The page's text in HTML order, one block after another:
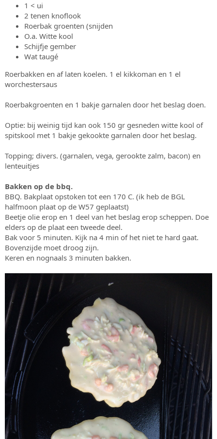
1 < ui
2 tenen knoflook
Roerbak groenten (snijden
O.a. Witte kool
Schijfje gember
Wat taugé
Roerbakken en af laten koelen. 1 el kikkoman en 1 el
worchestersaus
Roerbakgroenten en 1 bakje garnalen door het beslag doen.
Optie: bij weinig tijd kan ook 150 gr gesneden witte kool of
spitskool met 1 bakje gekookte garnalen door het beslag.
Topping; divers. (garnalen, vega, gerookte zalm, bacon) en
lenteuitjes
Bakken op de bbq.
BBQ. Bakplaat opstoken tot een 170 C. (ik heb de BGL
halfmoon plaat op de W57 geplaatst)
Beetje olie erop en 1 deel van het beslag erop scheppen. Doe
elders op de plaat een tweede deel.
Bak voor 5 minuten. Kijk na 4 min of het niet te hard gaat.
Bovenzijde moet droog zijn.
Keren en nognaals 3 minuten bakken.